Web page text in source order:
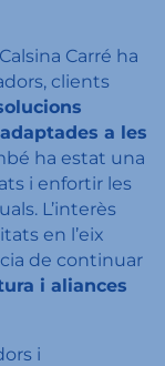
Carré ha
clients
a les
ha estat una
i enfortir les
L’interès
en l’eix
de continuar
i aliances
i